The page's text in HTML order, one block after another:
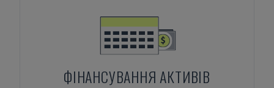
ФІНАНСУВАННЯ АКТИВІВ